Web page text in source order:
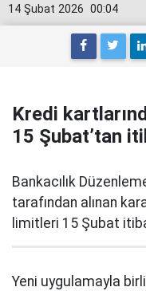
00:04
14 Şubat 2026
Kredi
15 Şubat’tan
Bankacılık
tarafından alınan
limitleri 15 Şubat
Yeni uygulamayla